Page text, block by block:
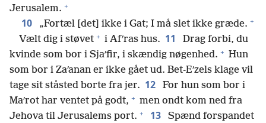
Jerusalem. +
10 „Fortæl [det] ikke i Gat; I må slet ikke græde. +
Vælt dig i støvet + i Afʹras hus. 11
Drag forbi, du
kvinde som bor i Sjaʹfir, i skændig nøgenhed. + Hun
som bor i Zaʹanan er ikke gået ud. Bet-Eʹzels klage vil
tage sit ståsted borte fra jer. 12
For hun som bor i
Maʹrot har ventet på godt, + men ondt kom ned fra
Jehova til Jerusalems port. + 13
Spænd forspandet